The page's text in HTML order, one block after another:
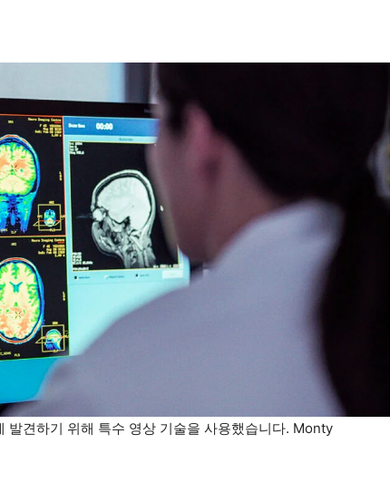
발견하기 위해 특수 영상 기술을 사용했습니다. Monty